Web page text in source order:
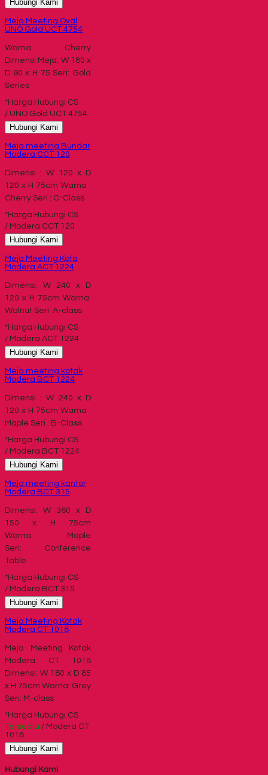
Hubungi Kami
Meja Meeting Oval
UNO Gold UCT 4754
Warna: Cherry
Dimensi Meja: W 180 x
D 90 x H 75 Seri: Gold
Series
*Harga Hubungi CS
/ UNO Gold UCT 4754
Hubungi Kami
Meja meeting Bundar
Modera CCT 120
Dimensi : W 120 x D
120 x H 75cm Warna :
Cherry Seri : C-Class
*Harga Hubungi CS
/ Modera CCT 120
Hubungi Kami
Meja Meeting Kota
Modera ACT 1224
Dimensi: W 240 x D
120 x H 75cm Warna:
Walnut Seri: A-class
*Harga Hubungi CS
/ Modera ACT 1224
Hubungi Kami
Meja meeting kotak
Modera BCT 1224
Dimensi : W 240 x D
120 x H 75cm Warna :
Maple Seri : B-Class
*Harga Hubungi CS
/ Modera BCT 1224
Hubungi Kami
Meja meeting kantor
Modera BCT 315
Dimensi: W 360 x D
150 x H 75cm
Warna: Maple
Seri: Conference
Table
*Harga Hubungi CS
/ Modera BCT 315
Hubungi Kami
Meja Meeting Kotak
Modera CT 1018
Meja Meeting Kotak
Modera CT 1018
Dimensi: W 180 x D 85
x H 75cm Warna: Grey
Seri: M-class
*Harga Hubungi CS
Tersedia / Modera CT
1018
Hubungi Kami
Hubungi Kami